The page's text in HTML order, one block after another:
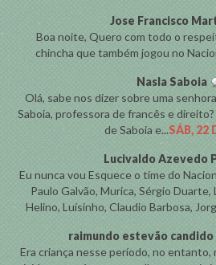
Jose Francisco
Boa noite, Quero com todo o
chincha que também jogou no
Nasla Saboia
Olá, sabe nos dizer sobre uma
Saboia, professora de francês e
de Saboia e...SÁB, 22
Lucivaldo Azevedo
Eu nunca vou Esquece o time do
Paulo Galvão, Murica, Sérgio
Helino, Luísinho, Claudio Barbosa,
raimundo estevão
Era criança nesse período, no